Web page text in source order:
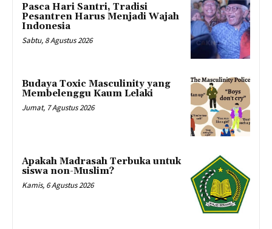
Pasca Hari Santri, Tradisi
Pesantren Harus Menjadi Wajah
Indonesia
Sabtu, 8 Agustus 2026
Budaya Toxic Masculinity yang
Membelenggu Kaum Lelaki
Jumat, 7 Agustus 2026
Apakah Madrasah Terbuka untuk
siswa non-Muslim?
Kamis, 6 Agustus 2026